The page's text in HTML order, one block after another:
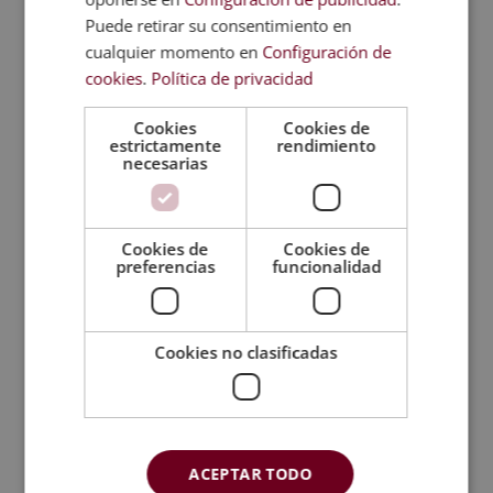
Por otro lado, aprenderás la importancia actual de
tener conocimientos en web y en programación. Una
información que adquirirás a lo largo del máster.
Además, también te capacitarás en cuanto a
posicionamiento web SEO y en analítica web de
portales informativos.
De este modo, el contenido formativo contará con
apartados específicos y técnicos. Es decir, algunos
de los que encontrarás una vez estudies son los
siguientes:
Tecnología de la Web 2.0
Lenguaje HTML
Hojas de Estilo
XML, infraestructura de un periódico digital y AJAX
Wikis
Google Sitemaps
Puede retirar su consentimiento en
cualquier momento en Configuración de
cookies. Política de privacidad
Cookies
estrictamente
necesarias
Cookies de
rendimiento
Cookies de
preferencias
Cookies de
funcionalidad
Cookies no clasificadas
ACEPTAR TODO